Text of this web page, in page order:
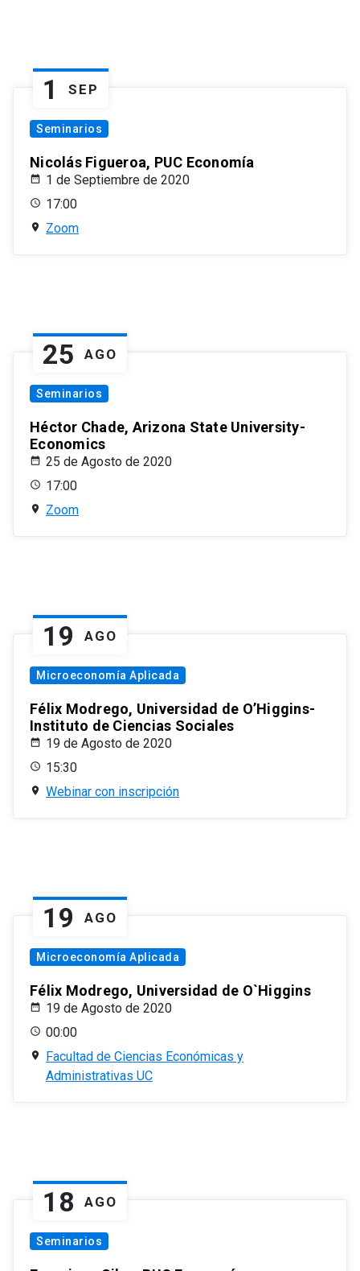
1 SEP
Seminarios
Nicolás Figueroa, PUC Economía
1 de Septiembre de 2020
17:00
Zoom
25 AGO
Seminarios
Héctor Chade, Arizona State University-
Economics
25 de Agosto de 2020
17:00
Zoom
19 AGO
Microeconomía Aplicada
Félix Modrego, Universidad de O’Higgins-
Instituto de Ciencias Sociales
19 de Agosto de 2020
15:30
Webinar con inscripción
19 AGO
Microeconomía Aplicada
Félix Modrego, Universidad de O`Higgins
19 de Agosto de 2020
00:00
Facultad de Ciencias Económicas y
Administrativas UC
18 AGO
Seminarios